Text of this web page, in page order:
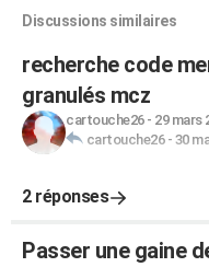
Discussions similaires
recherche code
granulés mcz
cartouche26- 29 mars
cartouche26- 30
2 réponses
Passer une gaine